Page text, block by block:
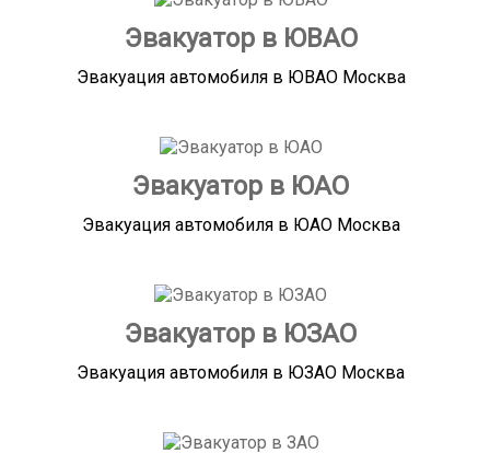
Эвакуатор в ЮВАО
Эвакуация автомобиля в ЮВАО Москва
Эвакуатор в ЮАО
Эвакуация автомобиля в ЮАО Москва
Эвакуатор в ЮЗАО
Эвакуация автомобиля в ЮЗАО Москва